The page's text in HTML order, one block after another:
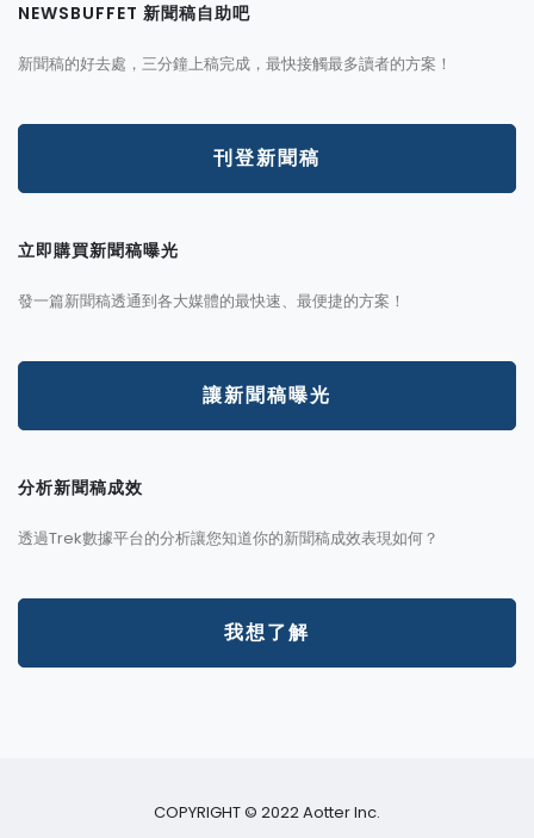
NEWSBUFFET 新聞稿自助吧
新聞稿的好去處，三分鐘上稿完成，最快接觸最多讀者的方案！
刊登新聞稿
立即購買新聞稿曝光
發一篇新聞稿透通到各大媒體的最快速、最便捷的方案！
讓新聞稿曝光
分析新聞稿成效
透過Trek數據平台的分析讓您知道你的新聞稿成效表現如何？
我想了解
COPYRIGHT © 2022 Aotter Inc.